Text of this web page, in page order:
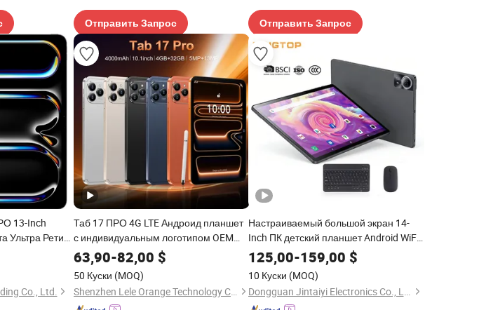
Отправить Запрос Отправить Запрос
13-Inch
Ультра Ретина
ID Планшет
Co., Ltd.
Таб 17 ПРО 4G LTE Андроид планшет
с индивидуальным логотипом OEM
ODM высокое качество прямая
оптовая цена лучшие продажи сейчас
63,90-82,00 $
50 Куски (MOQ)
Shenzhen Lele Orange Technology Co., Ltd.
Настраиваемый большой экран 14-
Inch ПК детский планшет Android WiFi
ОС планшет
125,00-159,00 $
10 Куски (MOQ)
Dongguan Jintaiyi Electronics Co., Ltd.